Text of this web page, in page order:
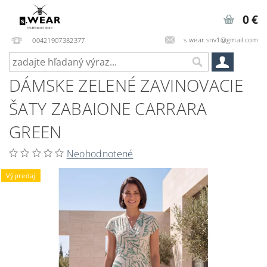
00421907382377 s.wear.snv1@gmail.com
0 €
DÁMSKE ZELENÉ ZAVINOVACIE
ŠATY ZABAIONE CARRARA
GREEN
Neohodnotené
Výpredaj